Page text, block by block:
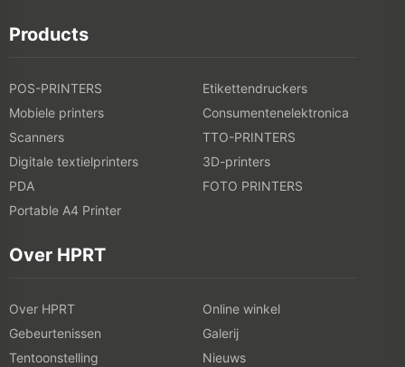
Products
POS-PRINTERS
Etikettendruckers
Mobiele printers
Consumentenelektronica
Scanners
TTO-PRINTERS
Digitale textielprinters
3D-printers
PDA
FOTO PRINTERS
Portable A4 Printer
Over HPRT
Over HPRT
Online winkel
Gebeurtenissen
Galerij
Tentoonstelling
Nieuws